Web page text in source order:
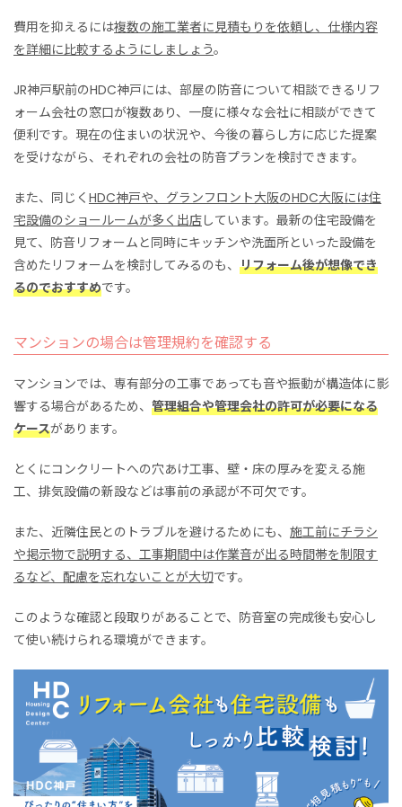
費用を抑えるには複数の施工業者に見積もりを依頼し、仕様内容
を詳細に比較するようにしましょう。
JR神戸駅前のHDC神戸には、部屋の防音について相談できるリフ
ォーム会社の窓口が複数あり、一度に様々な会社に相談ができて
便利です。現在の住まいの状況や、今後の暮らし方に応じた提案
を受けながら、それぞれの会社の防音プランを検討できます。
また、同じく HDC神戸や、グランフロント大阪のHDC大阪には住
宅設備のショールームが多く出店しています。最新の住宅設備を
見て、防音リフォームと同時にキッチンや洗面所といった設備を
含めたリフォームを検討してみるのも、 リフォーム後が想像でき
るのでおすすめです。
マンションの場合は管理規約を確認する
マンションでは、専有部分の工事であっても音や振動が構造体に影
響する場合があるため、 管理組合や管理会社の許可が必要になる
ケースがあります。
とくにコンクリートへの穴あけ工事、壁・床の厚みを変える施
工、排気設備の新設などは事前の承認が不可欠です。
また、近隣住民とのトラブルを避けるためにも、 施工前にチラシ
や掲示物で説明する、工事期間中は作業音が出る時間帯を制限す
るなど、配慮を忘れないことが大切です。
このような確認と段取りがあることで、防音室の完成後も安心し
て使い続けられる環境ができます。